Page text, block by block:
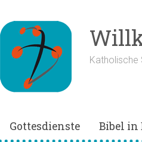
Katholische
Gottesdienste Bibel in